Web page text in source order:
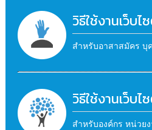
วิธีใช้งานเว็บไ
สำหรับอาสาสมัคร บุ
วิธีใช้งานเว็บไ
สำหรับองค์กร หน่วย